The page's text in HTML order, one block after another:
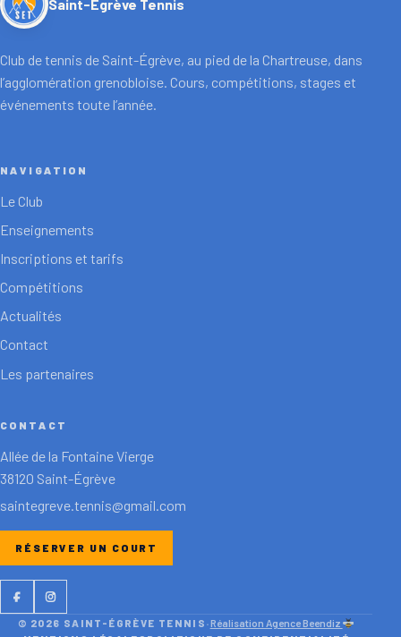
Saint-Égrève Tennis
Club de tennis de Saint-Égrève, au pied de la Chartreuse, dans
l’agglomération grenobloise. Cours, compétitions, stages et
événements toute l’année.
NAVIGATION
Le Club
Enseignements
Inscriptions et tarifs
Compétitions
Actualités
Contact
Les partenaires
CONTACT
Allée de la Fontaine Vierge
38120 Saint-Égrève
saintegreve.tennis@gmail.com
RÉSERVER UN COURT
FacebookInstagram
© 2026 SAINT-ÉGRÈVE TENNIS ·Réalisation Agence Beendiz